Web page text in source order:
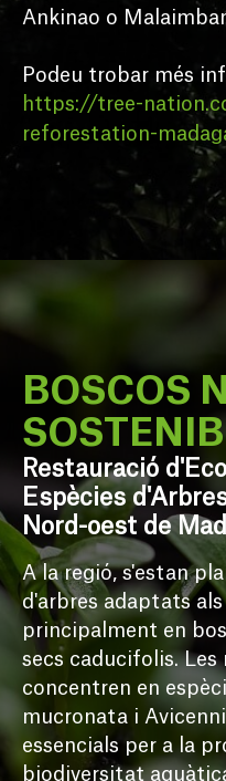
Ankinao o
Podeu trobar més
https://tree-
reforestation-
BOSCOS
Restauració
Espècies
Nord-oest de
A la regió, s'estan
d'arbres adaptats
principalment en
secs caducifolis.
concentren en
mucronata i
essencials per a la
biodiversitat